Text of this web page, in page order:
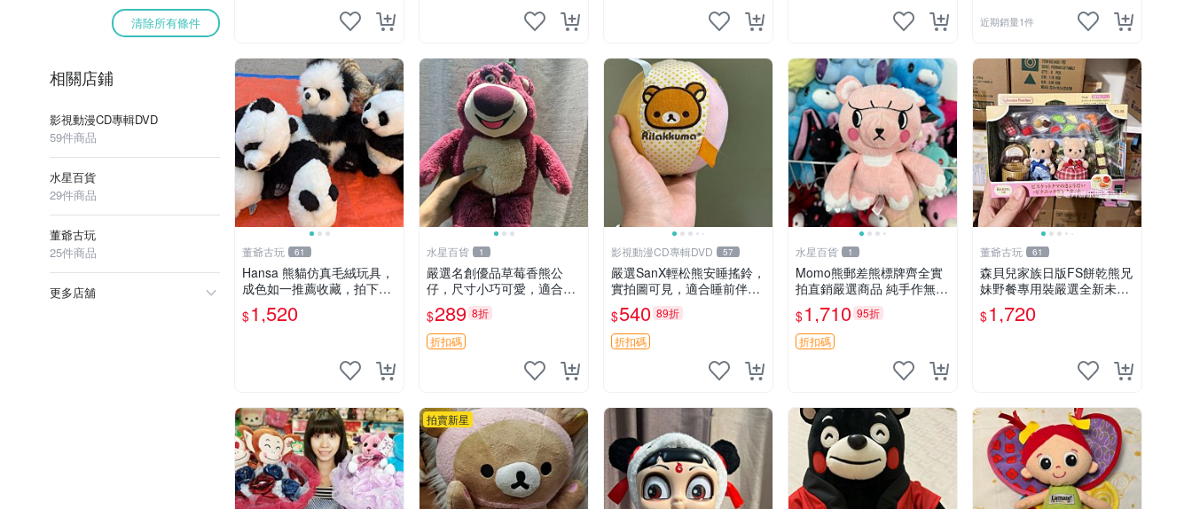
清除所有條件
相關店鋪
影視動漫CD專輯DVD
59件商品
水星百貨
29件商品
董爺古玩
25件商品
更多店舖
近期銷量1件
董爺古玩 61
Hansa 熊貓仿真毛絨玩具，
成色如一推薦收藏，拍下無
疑心 熊貓 毛絨玩具 收藏
$1,520
水星百貨 1
嚴選名創優品草莓香熊公
仔，尺寸小巧可愛，適合收
藏賞玩 30cm 玩具 公仔 草
莓熊
$289 8折
折扣碼
影視動漫CD專輯DVD 57
嚴選SanX輕松熊安睡搖鈴，
實拍圖可見，適合睡前伴
侶， Picks安撫好物 0325
懸吊 電腦
$540 89折
折扣碼
水星百貨 1
Momo熊郵差熊標牌齊全實
拍直銷嚴選商品 純手作無修
圖可收藏 郵差熊 Momo熊
標牌 商品
$1,710 95折
折扣碼
董爺古玩 61
森貝兒家族日版FS餅乾熊兄
妹野餐專用裝嚴選全新未開
封，包含兩組大童款紙盒
裝，適合收藏與分享。 餅乾
$1,720
拍賣新星